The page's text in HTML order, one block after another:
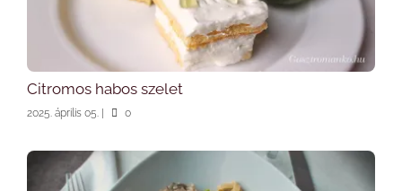
Citromos habos szelet
2025. április 05. | 0